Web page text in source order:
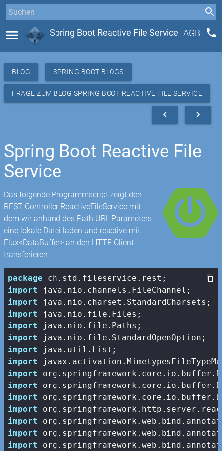
menu Spring Boot Reactive File Service AGB phone
BLOG SPRING BOOT BLOGS
FRAGE ZUM BLOG SPRING BOOT REACTIVE FILE SERVICE
navigate_next
navigate_before
Spring Boot Reactive File
Service
Das folgende Programmscript zeigt den
REST Controller ReactiveFileService mit
dem wir anhand des Path URL Parameters
eine lokale Datei laden und reactive mit
Flux<DataBuffer> an den HTTP Client
transferieren.
package
import
import
import
import
import
import
import
import
import
import
import
import
import
import